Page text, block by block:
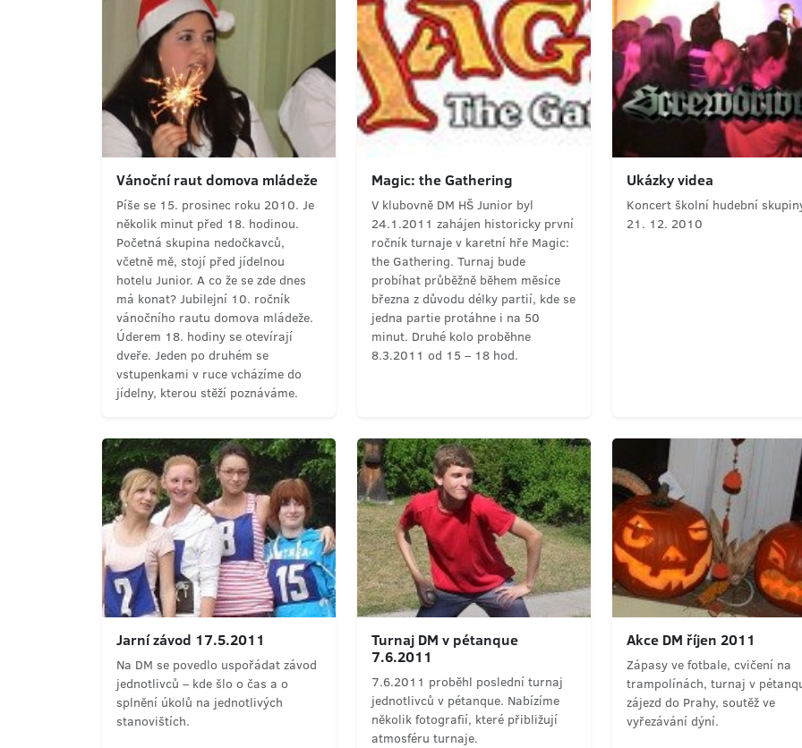
Vánoční raut domova mládeže
Píše se 15. prosinec roku 2010. Je
několik minut před 18. hodinou.
Početná skupina nedočkavců,
včetně mě, stojí před jídelnou
hotelu Junior. A co že se zde dnes
má konat? Jubilejní 10. ročník
vánočního rautu domova mládeže.
Úderem 18. hodiny se otevírají
dveře. Jeden po druhém se
vstupenkami v ruce vcházíme do
jídelny, kterou stěží poznáváme.
Magic: the Gathering
V klubovně DM HŠ Junior byl
24.1.2011 zahájen historicky první
ročník turnaje v karetní hře Magic:
the Gathering. Turnaj bude
probíhat průběžně během měsíce
března z důvodu délky partií, kde se
jedna partie protáhne i na 50
minut. Druhé kolo proběhne
8.3.2011 od 15 – 18 hod.
Ukázky videa
Koncert školní hudební
21. 12. 2010
Jarní závod 17.5.2011
Na DM se povedlo uspořádat závod
jednotlivců – kde šlo o čas a o
splnění úkolů na jednotlivých
stanovištích.
Turnaj DM v pétanque
7.6.2011
7.6.2011 proběhl poslední turnaj
jednotlivců v pétanque. Nabízíme
několik fotografií, které přibližují
atmosféru turnaje.
Akce DM říjen 2011
Zápasy ve fotbale, cvičení na
trampolínách, turnaj v
zájezd do Prahy, soutěž ve
vyřezávání dýní.